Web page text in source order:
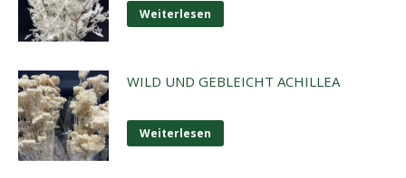
Weiterlesen
WILD UND GEBLEICHT ACHILLEA
Weiterlesen